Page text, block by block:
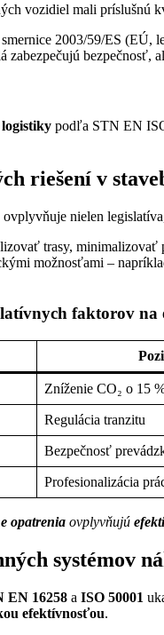
vozidiel mali príslušnú
2003/59/ES (EÚ,
bezpečnosť,
podľa STN EN
riešení v
nielen
trasy,
možnosťami –
faktorov na
Zníženie CO₂ o 15
Regulácia tranzitu
Bezpečnosť
Profesionalizácia
opatrenia ovplyvňujú
systémov
EN 16258 a ISO 50001
efektívnosťou.